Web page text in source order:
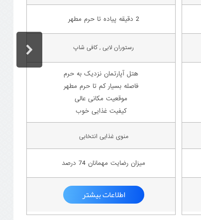
2 دقیقه پیاده تا حرم مطهر
رستوران لابی , کافی شاپ
هتل آپارتمان نزدیک به حرم
فاصله بسیار کم تا حرم مطهر
موقعیت مکانی عالی
کیفیت غذایی خوب
منوی غذایی انتخابی
میزان رضایت مهمانان 74 درصد
اطلاعات بیشتر